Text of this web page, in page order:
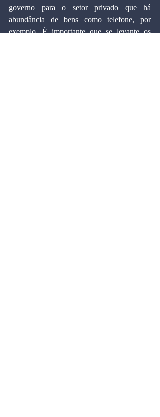
governo para o setor privado que há
abundância de bens como telefone, por
exemplo. É importante que se levante os